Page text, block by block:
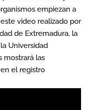
empiezan a
video realizado por
de Extremadura, la
Universidad
mostrará las
el registro